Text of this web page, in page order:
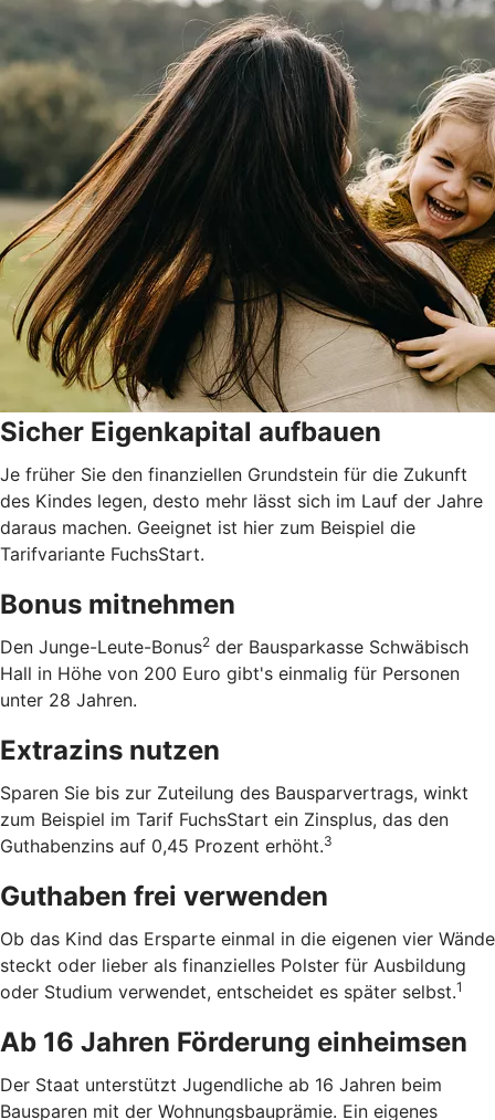
Sicher Eigenkapital aufbauen
Je früher Sie den finanziellen Grundstein für die Zukunft
des Kindes legen, desto mehr lässt sich im Lauf der Jahre
daraus machen. Geeignet ist hier zum Beispiel die
Tarifvariante FuchsStart.
Bonus mitnehmen
Den Junge-Leute-Bonus2 der Bausparkasse Schwäbisch
Hall in Höhe von 200 Euro gibt's einmalig für Personen
unter 28 Jahren.
Extrazins nutzen
Sparen Sie bis zur Zuteilung des Bausparvertrags, winkt
zum Beispiel im Tarif FuchsStart ein Zinsplus, das den
Guthabenzins auf 0,45 Prozent erhöht.3
Guthaben frei verwenden
Ob das Kind das Ersparte einmal in die eigenen vier Wände
steckt oder lieber als finanzielles Polster für Ausbildung
oder Studium verwendet, entscheidet es später selbst.1
Ab 16 Jahren Förderung einheimsen
Der Staat unterstützt Jugendliche ab 16 Jahren beim
Bausparen mit der Wohnungsbauprämie. Ein eigenes